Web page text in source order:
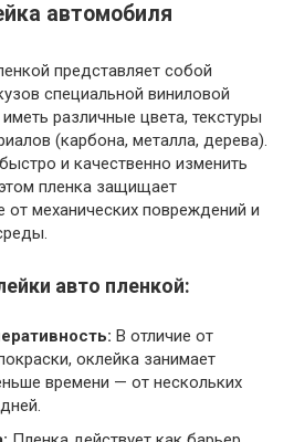
автомобиля
представляет собой
специальной виниловой
различные цвета, текстуры
(карбона, металла, дерева).
и качественно изменить
пленка защищает
от механических повреждений и
авто пленкой:
В отличие от
оклейка занимает
времени — от нескольких